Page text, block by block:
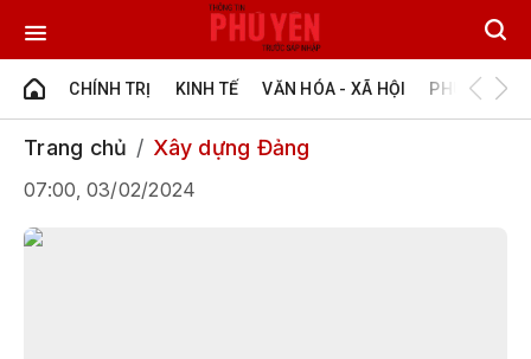
CHÍNH TRỊ KINH TẾ VĂN HÓA - XÃ HỘI PHÚ YÊN -
Trang chủ Xây dựng Đảng
07:00, 03/02/2024